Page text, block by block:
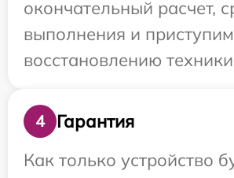
окончательный расчет,
выполнения и
восстановлению
4
Гарантия
Как только устройство